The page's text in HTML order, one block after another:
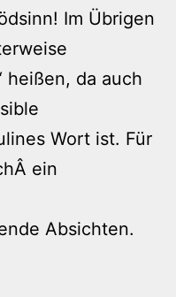
Im Übrigen
heißen, da auch
Wort ist. Für
ein
Absichten.